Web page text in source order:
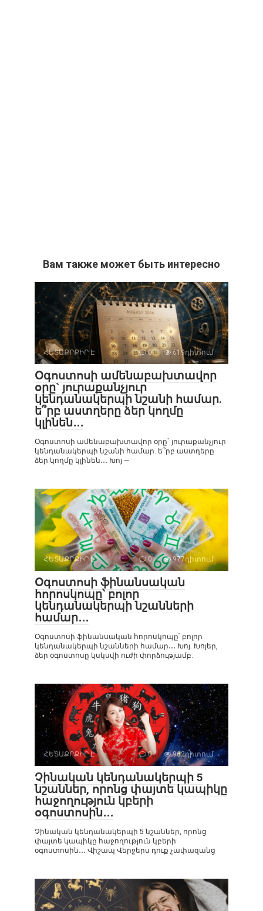
Вам также может быть интересно
ՀԵՏԱՔՐՔԻՐ Է 0 619դիտում
Օգոստոսի ամենաբախտավոր
օրը` յուրաքանչյուր
կենդանակերպի նշանի համար.
ե՞րբ աստղերը ձեր կողմը
կլինեն․․․
Օգոստոսի ամենաբախտավոր օրը` յուրաքանչյուր
կենդանակերպի նշանի համար. ե՞րբ աստղերը
ձեր կողմը կլինեն․․․ Խոյ —
ՀԵՏԱՔՐՔԻՐ Է 0 977դիտում
Օգոստոսի ֆինանսական
հորոսկոպը՝ բոլոր
կենդանակերպի նշանների
համար․․․
Օգոստոսի ֆինանսական հորոսկոպը՝ բոլոր
կենդանակերպի նշանների համար․․․ Խոյ. Խոյեր,
ձեր օգոստոսը կսկսվի ուժի փորձությամբ:
ՀԵՏԱՔՐՔԻՐ Է 0 962դիտում
Չինական կենդանակերպի 5
նշաններ, որոնց փայտե կապիկը
հաջողություն կբերի
օգոստոսին․․․
Չինական կենդանակերպի 5 նշաններ, որոնց
փայտե կապիկը հաջողություն կբերի
օգոստոսին․․․ Վիշապ Վերջերս դուք չափազանց